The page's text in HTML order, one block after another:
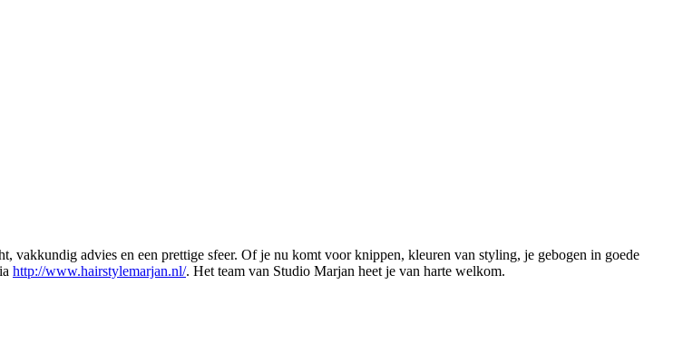
vakkundig advies en een prettige sfeer. Of je nu komt voor knippen, kleuren van styling, je gebogen in goede
http://www.hairstylemarjan.nl/. Het team van Studio Marjan heet je van harte welkom.